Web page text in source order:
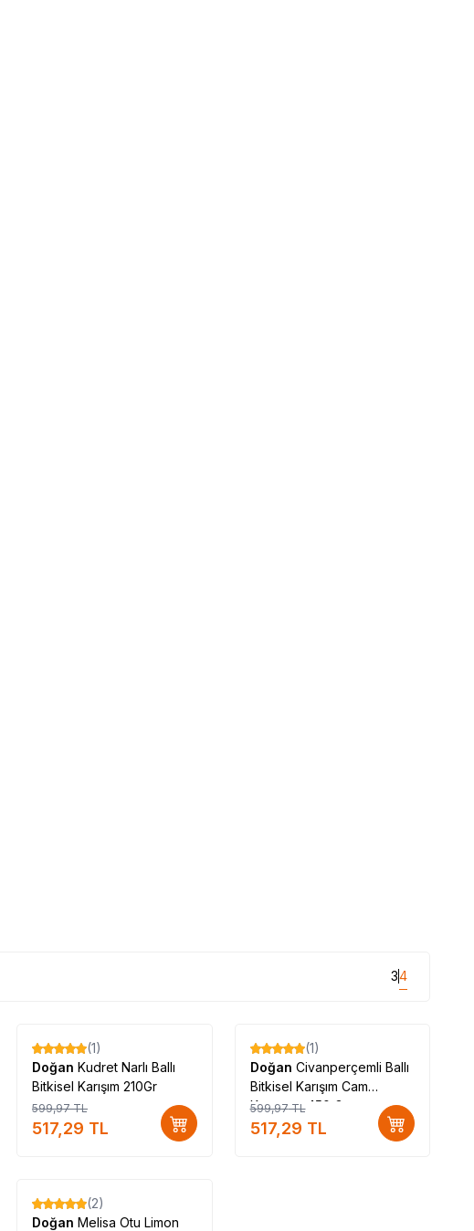
satılır, Doğan Baharat ürünü nereden alınır, Doğan Baharat ürünü nerelerde
Baharat ürünü nasıl kullanılır, Doğan Baharat ürünü nerde, Doğan Baharat ürünü
ürünleri ve detaylarını LokmanAVM mağazalarında bulabilirsiniz.
#Doğan_Baharat_marka_ürünleri_satışı #Doğan_Baharat_markası_ürünleri_satışı #Doğan_Baharat_markanın_ürünleri
#Doğan_Baharat_marka_ürünleri_satan #Doğan_Baharat_marka_ürünleri_satan_yer
#Doğan_Baharat_nerde_alınır #Doğan_Baharat_faydaları #Doğan_Baharat_kullanımı #Doğan_Baharat_faydalı_mı
34
%14
(1)
Doğan Kudret Narlı Ballı
Bitkisel Karışım 210Gr
599,97TL
517,29 TL
%14
(1)
Doğan Civanperçemli Ballı
Bitkisel Karışım Cam
Kavanoz 450 Gr
599,97TL
517,29 TL
%17
(2)
Doğan Melisa Otu Limon